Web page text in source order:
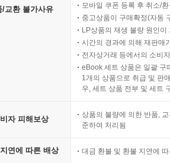
/교환 불가사유
모바일 쿠폰 등록 후 취소/
중고상품이 구매확정(자동
LP상품의 재생 불량 원인
시간의 경과에 의해 재판매
전자상거래 등에서의 소비
eBook 세트 상품은 일괄 구
1개의 상품으로 취급 및 판
우, 세트 상품 전부 및 세트
자 피해보상
상품의 불량에 의한 반품,
준하여 처리됨
연에 따른 배상 대금 환불 및 환불 지연에